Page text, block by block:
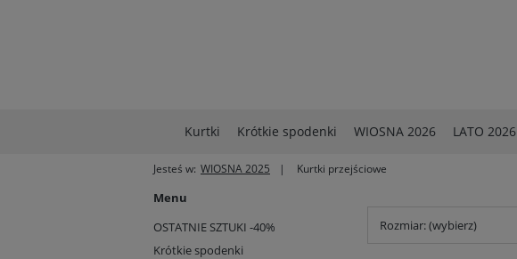
Kurtki Krótkie spodenki WIOSNA 2026 LATO 2026
Jesteś w: WIOSNA 2025 Kurtki przejściowe
Menu
OSTATNIE SZTUKI -40%
Krótkie spodenki
Rozmiar: (wybierz)